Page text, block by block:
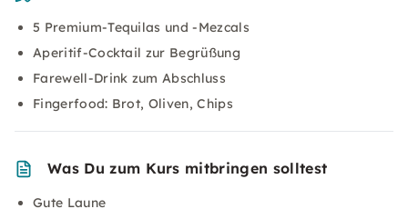
5 Premium-Tequilas und -Mezcals
Aperitif-Cocktail zur Begrüßung
Farewell-Drink zum Abschluss
Fingerfood: Brot, Oliven, Chips
Was Du zum Kurs mitbringen solltest
Gute Laune